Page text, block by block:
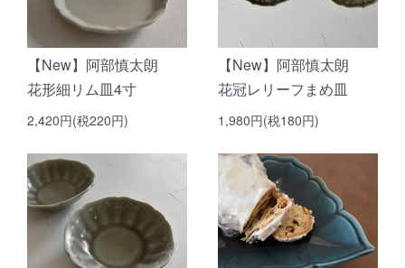
【New】阿部慎太朗
花形細リム皿4寸
2,420円(税220円)
【New】阿部慎太朗
花冠レリーフまめ皿
1,980円(税180円)